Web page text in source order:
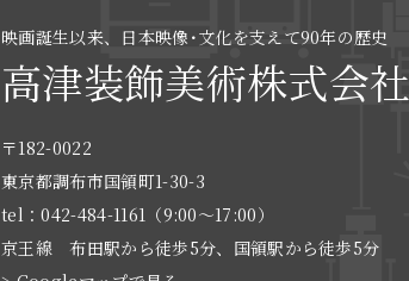
映画誕生以来、日本映像･文化を支えて90年の歴史
高津装飾美術株式会社
〒182-0022
東京都調布市国領町1-30-3
tel：042-484-1161（9:00〜17:00）
京王線 布田駅から徒歩5分、国領駅から徒歩5分